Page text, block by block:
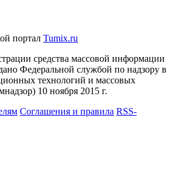
портал Tumix.ru
средства массовой информации
Федеральной службой по надзору в
технологий и массовых
10 ноября 2015 г.
Соглашения и правила RSS-